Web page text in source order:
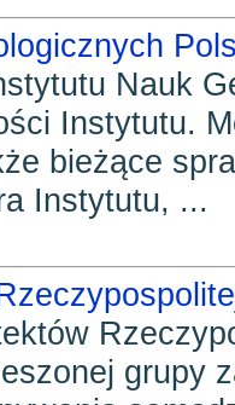
Nauk
Instytutu.
bieżące
Instytutu, ...
grupy